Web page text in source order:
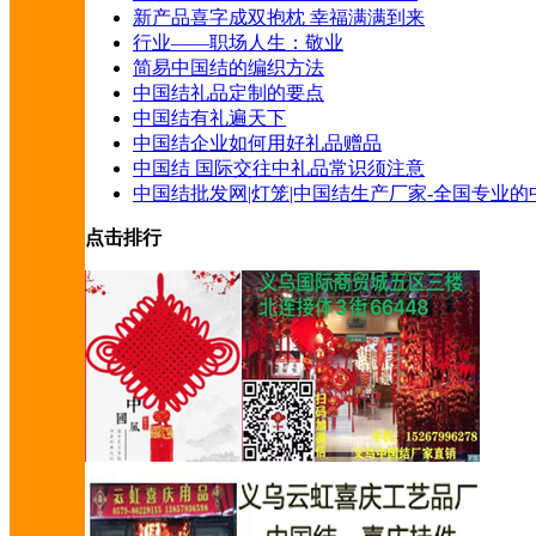
新产品喜字成双抱枕 幸福满满到来
行业——职场人生：敬业
简易中国结的编织方法
中国结礼品定制的要点
中国结有礼遍天下
中国结企业如何用好礼品赠品
中国结 国际交往中礼品常识须注意
中国结批发网|灯笼|中国结生产厂家-全国专业的
点击排行